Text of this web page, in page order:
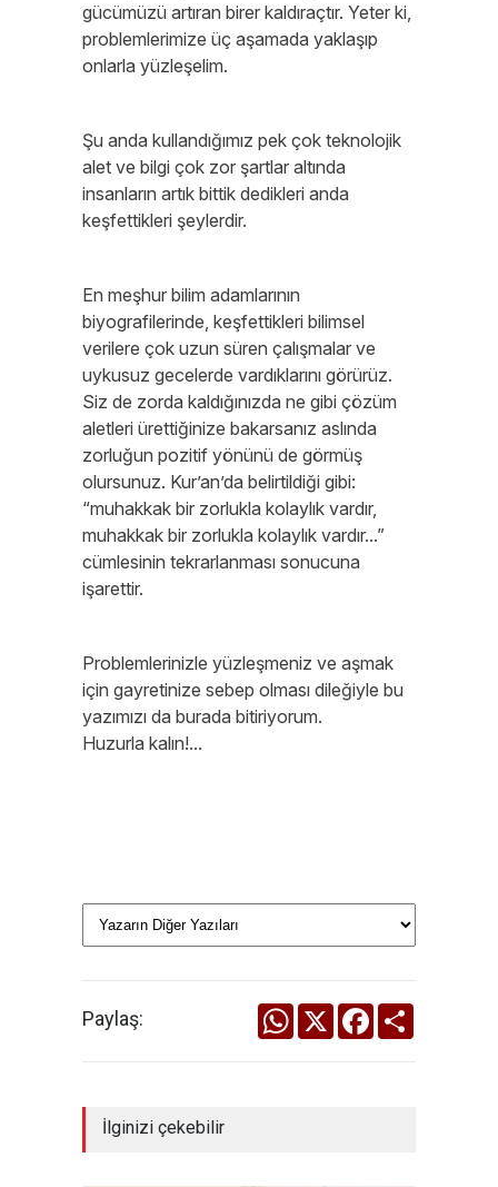
gücümüzü artıran birer kaldıraçtır. Yeter ki,
problemlerimize üç aşamada yaklaşıp
onlarla yüzleşelim.
Şu anda kullandığımız pek çok teknolojik
alet ve bilgi çok zor şartlar altında
insanların artık bittik dedikleri anda
keşfettikleri şeylerdir.
En meşhur bilim adamlarının
biyografilerinde, keşfettikleri bilimsel
verilere çok uzun süren çalışmalar ve
uykusuz gecelerde vardıklarını görürüz.
Siz de zorda kaldığınızda ne gibi çözüm
aletleri ürettiğinize bakarsanız aslında
zorluğun pozitif yönünü de görmüş
olursunuz. Kur’an’da belirtildiği gibi:
“muhakkak bir zorlukla kolaylık vardır,
muhakkak bir zorlukla kolaylık vardır...”
cümlesinin tekrarlanması sonucuna
işarettir.
Problemlerinizle yüzleşmeniz ve aşmak
için gayretinize sebep olması dileğiyle bu
yazımızı da burada bitiriyorum.
Huzurla kalın!...
Paylaş: WhatsApp
X Facebook
İlginizi çekebilir